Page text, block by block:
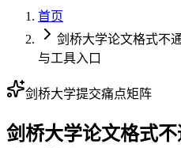
首页
剑桥大学论文格式不
与工具入口
剑桥大学提交痛点矩阵
剑桥大学论文格式